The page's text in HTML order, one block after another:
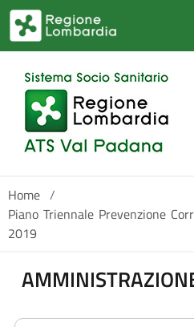
Salta al contenuto principale
Home /
Piano Triennale Prevenzione
2019